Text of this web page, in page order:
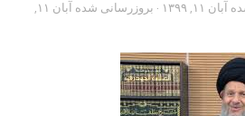
آبان ۱۱, ۱۳۹۹ · بروزرسانی شده
آبان ۱۱,